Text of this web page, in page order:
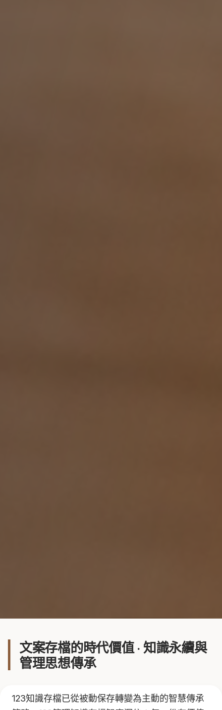
文案存檔的時代價值 · 知識永續與
管理思想傳承
123知識存檔已從被動保存轉變為主動的智慧傳承